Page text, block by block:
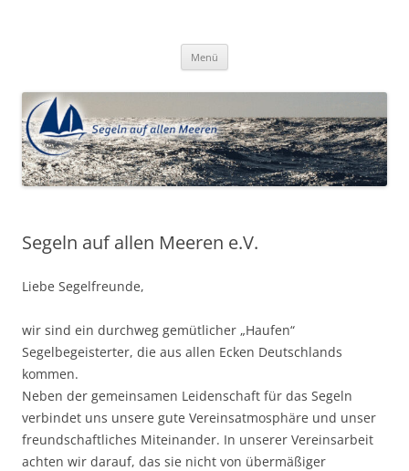
Menü
Segeln auf allen Meeren e.V.
Liebe Segelfreunde,
wir sind ein durchweg gemütlicher „Haufen“
Segelbegeisterter, die aus allen Ecken Deutschlands
kommen.
Neben der gemeinsamen Leidenschaft für das Segeln
verbindet uns unsere gute Vereinsatmosphäre und unser
freundschaftliches Miteinander. In unserer Vereinsarbeit
achten wir darauf, das sie nicht von übermäßiger